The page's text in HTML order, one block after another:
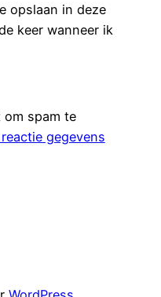
opslaan in deze
keer wanneer ik
om spam te
gegevens